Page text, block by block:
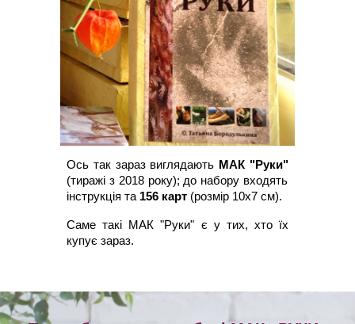
Ось так зараз виглядають МАК "Руки"
(тиражі з 2018 року); до набору входять
інструкція та 156 карт (розмір 10х7 см).
Саме такі МАК "Руки" є у тих, хто їх
купує зараз.